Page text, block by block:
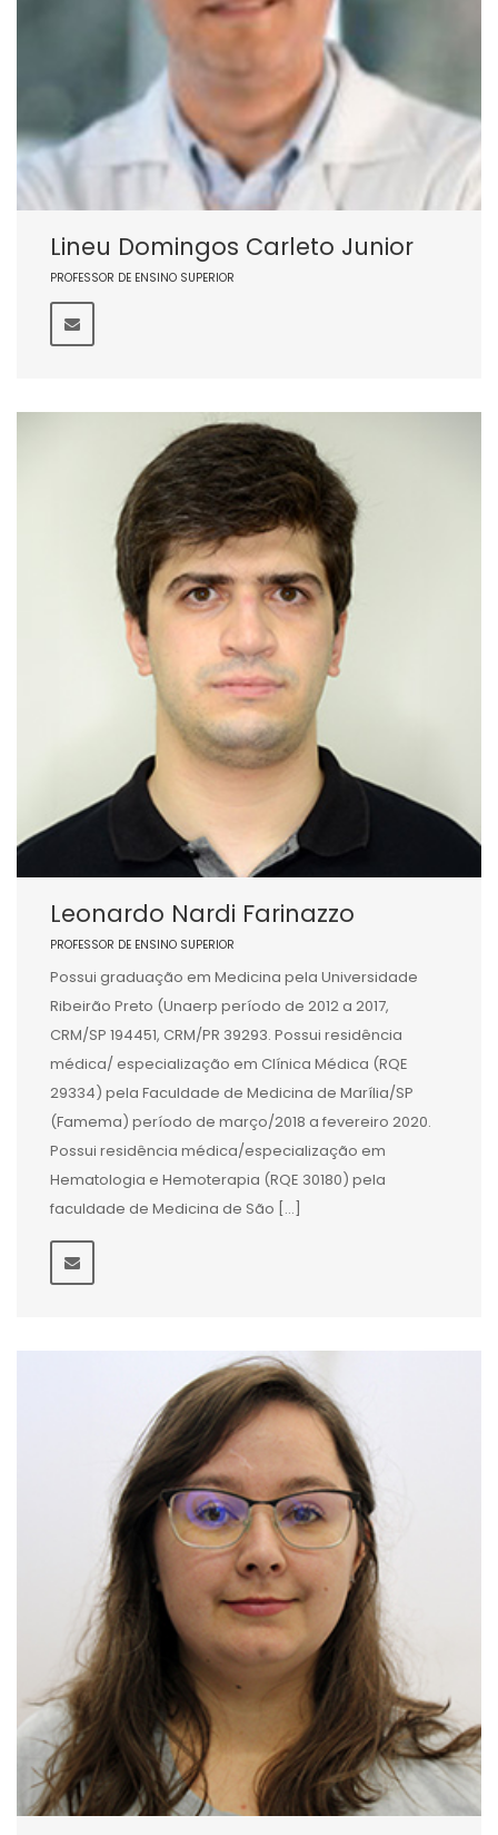
Lineu Domingos Carleto Junior
PROFESSOR DE ENSINO SUPERIOR
Leonardo Nardi Farinazzo
PROFESSOR DE ENSINO SUPERIOR
Possui graduação em Medicina pela Universidade
Ribeirão Preto (Unaerp período de 2012 a 2017,
CRM/SP 194451, CRM/PR 39293. Possui residência
médica/ especialização em Clínica Médica (RQE
29334) pela Faculdade de Medicina de Marília/SP
(Famema) período de março/2018 a fevereiro 2020.
Possui residência médica/especialização em
Hematologia e Hemoterapia (RQE 30180) pela
faculdade de Medicina de São […]